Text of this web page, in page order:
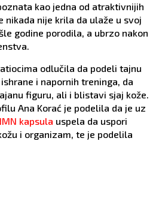
kao jedna od atraktivnijih
nikada nije krila da ulaže u svoj
godine porodila, a ubrzo nakon
odlučila da podeli tajnu
i napornih treninga, da
figuru, ali i blistavi sjaj kože.
Ana Korać je podelila da je uz
kapsula uspela da uspori
i organizam, te je podelila